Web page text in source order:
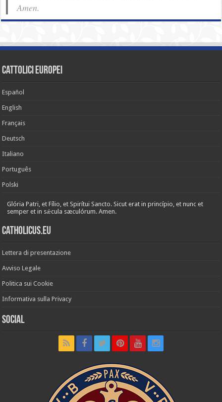
Amen.
cattolici europei
Español
English
Français
Deutsch
Italiano
Português
Polski
Glória Patri, et Fílio, et Spirítui Sancto. Sicut erat in princípio, et nunc et
semper et in sǽcula sæculórum. Amen.
Catholicus.eu
Lettera di presentazione
Avviso Legale
Politica sui Cookie
Informativa sulla Privacy
Social